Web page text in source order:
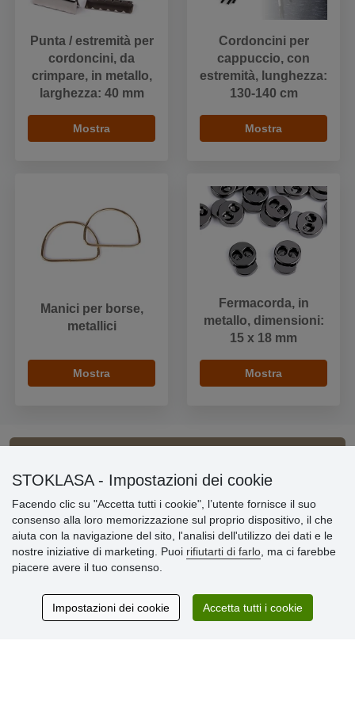
Punta / estremità per
cordoncini, da
crimpare, in metallo,
larghezza: 40 mm
Mostra
Cordoncini per
cappuccio, con
estremità, lunghezza:
130-140 cm
Mostra
Manici per borse,
metallici
Mostra
Fermacorda, in
metallo, dimensioni:
15 x 18 mm
Mostra
Informazioni importanti
» Impostazioni dei cookie
» Termini & Condizioni
» Informativa sulla Privacy
» Consegna e pagamento
» Garanzia e resi
STOKLASA - Impostazioni dei cookie
Facendo clic su "Accetta tutti i cookie", l’utente fornisce il suo
consenso alla loro memorizzazione sul proprio dispositivo, il che
aiuta con la navigazione del sito, l'analisi dell'utilizzo dei dati e le
nostre iniziative di marketing. Puoi rifiutarti di farlo , ma ci farebbe
piacere avere il tuo consenso.
Impostazioni dei cookie Accetta tutti i cookie